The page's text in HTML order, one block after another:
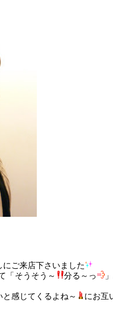
ご来店下さいました
「そうそう～
分る～っ
感じてくるよね～
にお互